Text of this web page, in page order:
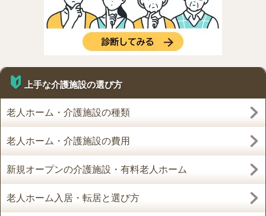
上手な介護施設の選び方
老人ホーム・介護施設の種類
老人ホーム・介護施設の費用
新規オープンの介護施設・有料老人ホーム
老人ホーム入居・転居と選び方